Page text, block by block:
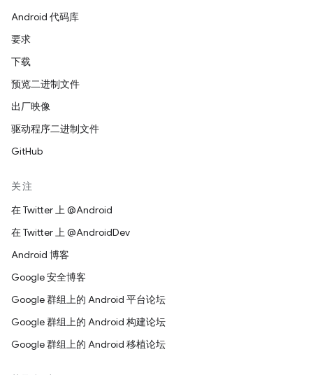
Android 代码库
要求
下载
预览二进制文件
出厂映像
驱动程序二进制文件
GitHub
关注
在 Twitter 上 @Android
在 Twitter 上 @AndroidDev
Android 博客
Google 安全博客
Google 群组上的 Android 平台论坛
Google 群组上的 Android 构建论坛
Google 群组上的 Android 移植论坛